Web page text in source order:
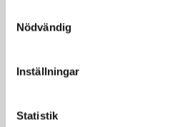
Nödvändig
Inställningar
Statistik
RELATERADE PRODUKTER